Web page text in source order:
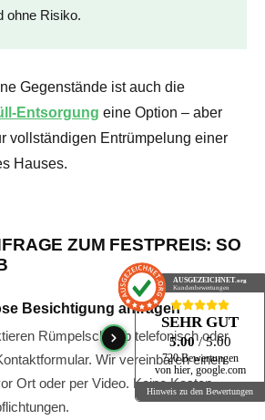
AUSGEZEICHNET.org
Kundenbewertungen
SEHR GUT
5.00/ 5.00
720 Bewertungen
von hier, google.com
Hinweis zu den Bewertungen
ohne Risiko.
Gegenstände ist auch die
Entsorgung eine Option – aber
vollständigen Entrümpelung einer
Hauses.
ZUM FESTPREIS: SO
Besichtigung anfragen
Rümpelschwab telefonisch oder
Wir vereinbaren einen
Ort oder per Video. Keine Kosten,